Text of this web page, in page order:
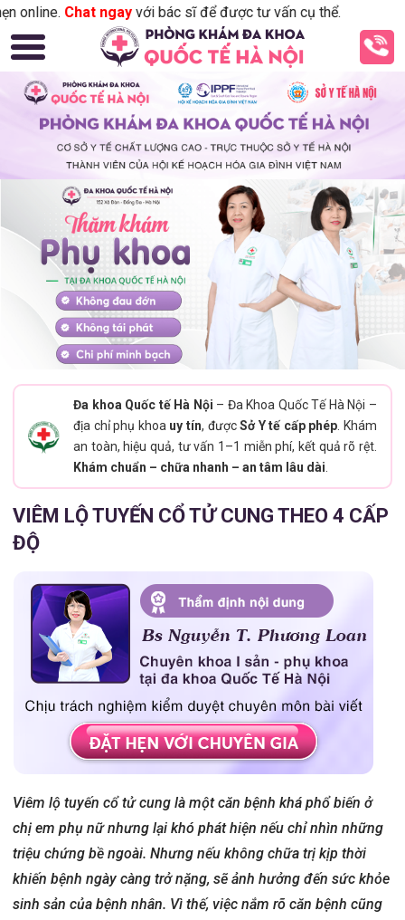
Chat ngayvới bác sĩ để được tư vấn cụ thể.
Đa khoa Quốc tế Hà Nội – Đa Khoa Quốc Tế Hà Nội –
địa chỉ phụ khoa uy tín, đượcSở Y tế cấp phép . Khám
an toàn, hiệu quả, tư vấn 1–1 miễn phí, kết quả rõ rệt.
Khám chuẩn – chữa nhanh – an tâm lâu dài
VIÊM LỘ TUYẾN CỔ TỬ CUNG THEO 4 CẤP
ĐỘ
Viêm lộ tuyến cổ tử cung là một căn bệnh khá phổ biến ở
chị em phụ nữ nhưng lại khó phát hiện nếu chỉ nhìn những
triệu chứng bề ngoài. Nhưng nếu không chữa trị kịp thời
khiến bệnh ngày càng trở nặng, sẽ ảnh hưởng đến sức khỏe
sinh sản của bệnh nhân. Vì thế, việc nắm rõ căn bệnh cũng